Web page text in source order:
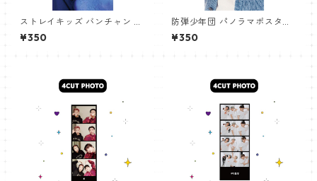
ストレイキッズ バンチャン パ
ノラマポスター (Stray Kids B
angchan Poster) 700*330
¥350
防弾少年団 パノラマポスター
(BTS Poster) 700*330mm
【アールエム RM-14】
¥350